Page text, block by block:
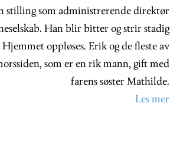
stilling som administrerende direktør
Han blir bitter og strir stadig
oppløses. Erik og de fleste av
som er en rik mann, gift med
farens søster Mathilde.
Les mer